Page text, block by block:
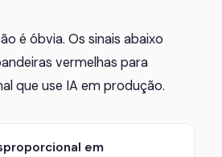
é óbvia. Os sinais abaixo
vermelhas para
que use IA em produção.
em